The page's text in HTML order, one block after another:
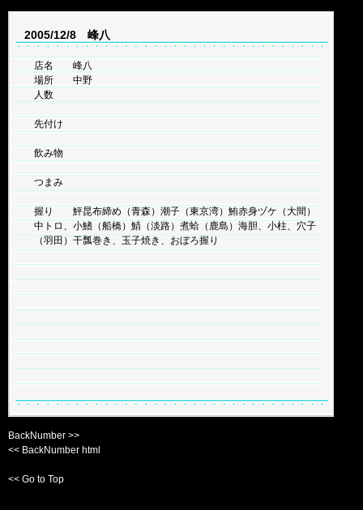
2005/12/8 峰八
店名 峰八
場所 中野
人数
先付け
飲み物
つまみ
握り 鮃昆布締め（青森）潮子（東京湾）鮪赤身ヅケ（大間）
中トロ、小鰭（船橋）鯖（淡路）煮蛤（鹿島）海胆、小柱、穴子
（羽田）干瓢巻き、玉子焼き、おぼろ握り
BackNumber >>
<< BackNumber html
<< Go to Top